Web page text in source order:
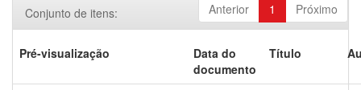
Anterior 1 Próximo
Conjunto de itens:
Pré-visualização
Data do
documento
Título